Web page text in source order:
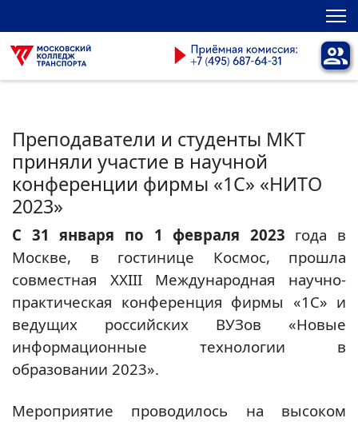
Преподаватели и студенты МКТ
приняли участие в научной
конференции фирмы «1С» «НИТО
2023»
С 31 января по 1 февраля 2023 года в
Москве, в гостинице Космос, прошла
совместная XXIII Международная научно-
практическая конференция фирмы «1С» и
ведущих российских ВУЗов «Новые
информационные технологии в
образовании 2023».
Мероприятие проводилось на высоком